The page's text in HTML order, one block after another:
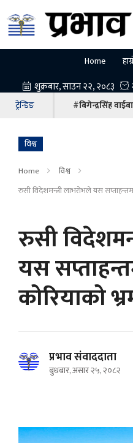
Home
ट्रेन्डिङ #बिगेन्द्रसिंह
विश्व
Home
विश्व
रुसी विदेशमन्त्री लाभरोभले यस
रुसी
यस
कोरियाको
प्रभाव संवाददाता
बुधबार, असार २५, २०८२